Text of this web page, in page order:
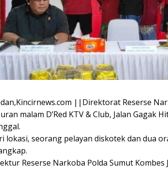
||Direktorat Reserse
malam D’Red KTV & Club, Jalan Gagak
lokasi, seorang pelayan diskotek dan dua
Reserse Narkoba Polda Sumut